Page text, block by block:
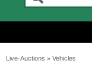
Live-Auctions » Vehicles